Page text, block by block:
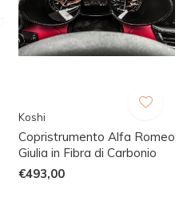
Koshi
Copristrumento Alfa Romeo
Giulia in Fibra di Carbonio
€493,00